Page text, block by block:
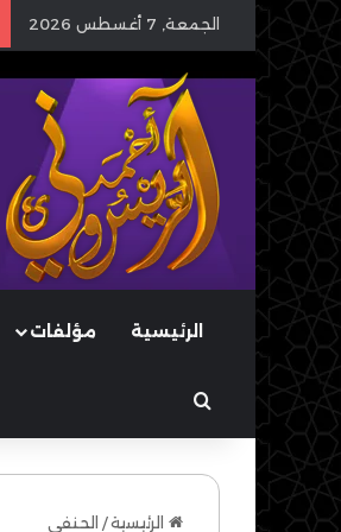
الجمعة, 7 أغسطس 2026
الرئيسية مؤلفات
بحث عن
الرئيسية/ الحنفي